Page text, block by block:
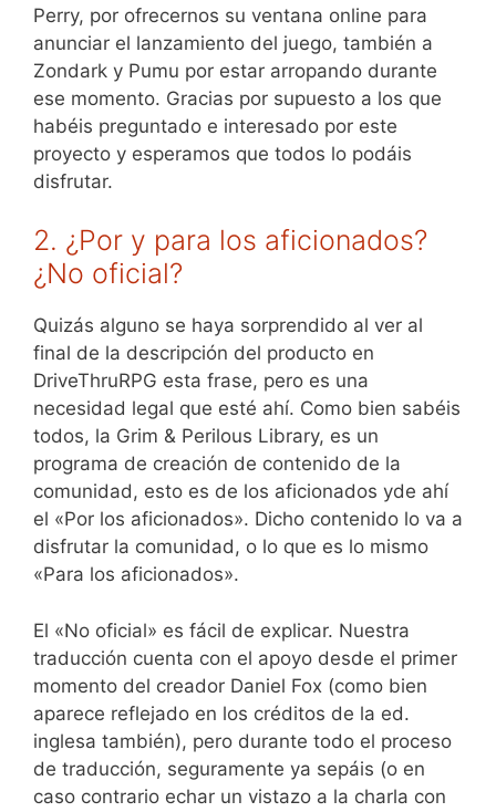
Perry, por ofrecernos su ventana online para
anunciar el lanzamiento del juego, también a
Zondark y Pumu por estar arropando durante
ese momento. Gracias por supuesto a los que
habéis preguntado e interesado por este
proyecto y esperamos que todos lo podáis
disfrutar.
2. ¿Por y para los aficionados?
¿No oficial?
Quizás alguno se haya sorprendido al ver al
final de la descripción del producto en
DriveThruRPG esta frase, pero es una
necesidad legal que esté ahí. Como bien sabéis
todos, la Grim & Perilous Library, es un
programa de creación de contenido de la
comunidad, esto es de los aficionados yde ahí
el «Por los aficionados». Dicho contenido lo va a
disfrutar la comunidad, o lo que es lo mismo
«Para los aficionados».
El «No oficial» es fácil de explicar. Nuestra
traducción cuenta con el apoyo desde el primer
momento del creador Daniel Fox (como bien
aparece reflejado en los créditos de la ed.
inglesa también), pero durante todo el proceso
de traducción, seguramente ya sepáis (o en
caso contrario echar un vistazo a la charla con